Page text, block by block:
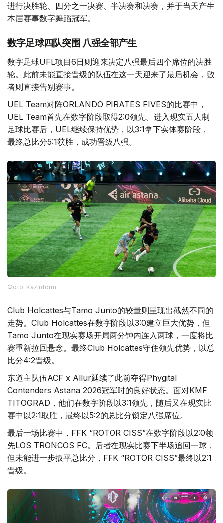
进行决胜轮、四分之一决赛、半决赛和决赛，并于当天产生
本届赛事数字舞蹈冠军。
数字足球四队突围 八强全部产生
数字足球UFL项目6日则迎来决定八强最后四个席位的决胜
轮。此前未能直接晋级的队伍在这一天迎来了最后机会，败
者则直接告别赛事。
UEL Team对阵ORLANDO PIRATES FIVES的比赛中，
UEL Team首先在数字阶段取得2:0领先。进入现实五人制
足球比赛后，UEL继续保持优势，以3:1拿下实体赛阶段，
最终总比分5:1获胜，成功晋级八强。
Фото: Kazinform
Club Holcattes与Tamo Junto的较量则呈现出截然不同的
走势。Club Holcattes在数字阶段以3:0建立巨大优势，但
Tamo Junto在现实赛场开局两分钟内连入两球，一度将比
赛重新拉回悬念。最终Club Holcattes守住领先优势，以总
比分4:2晋级。
东道主队伍ACF x Allur延续了此前夺得Phygital
Contenders Astana 2026冠军时的良好状态。面对KMF
TITOGRAD，他们在数字阶段以3:1领先，随后又在现实比
赛中以2:1取胜，最终以5:2的总比分锁定八强席位。
最后一场比赛中，FFK “ROTOR CISS”在数字阶段以2:0领
先LOS TRONCOS FC。后者在现实比赛下半场追回一球，
但未能进一步扳平总比分，FFK “ROTOR CISS”最终以2:1
晋级。